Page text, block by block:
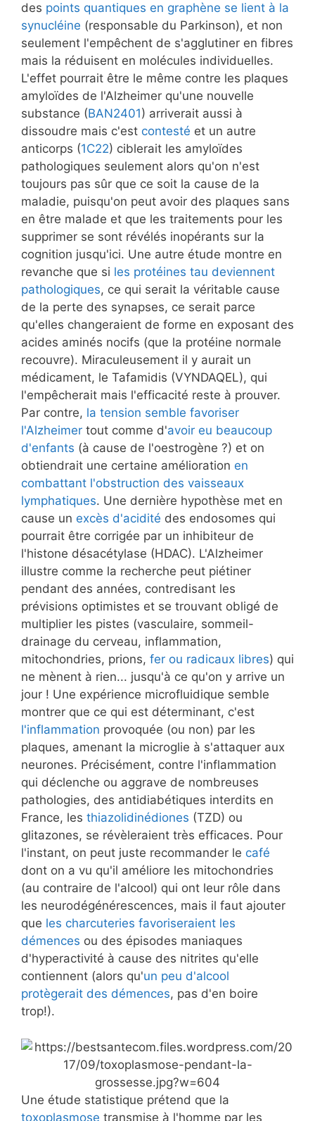
des points quantiques en graphène se lient à la
synucléine (responsable du Parkinson), et non
seulement l'empêchent de s'agglutiner en fibres
mais la réduisent en molécules individuelles.
L'effet pourrait être le même contre les plaques
amyloïdes de l'Alzheimer qu'une nouvelle
substance (BAN2401) arriverait aussi à
dissoudre mais c'est contesté et un autre
anticorps (1C22) ciblerait les amyloïdes
pathologiques seulement alors qu'on n'est
toujours pas sûr que ce soit la cause de la
maladie, puisqu'on peut avoir des plaques sans
en être malade et que les traitements pour les
supprimer se sont révélés inopérants sur la
cognition jusqu'ici. Une autre étude montre en
revanche que si les protéines tau deviennent
pathologiques, ce qui serait la véritable cause
de la perte des synapses, ce serait parce
qu'elles changeraient de forme en exposant des
acides aminés nocifs (que la protéine normale
recouvre). Miraculeusement il y aurait un
médicament, le Tafamidis (VYNDAQEL), qui
l'empêcherait mais l'efficacité reste à prouver.
Par contre, la tension semble favoriser
l'Alzheimer tout comme d'avoir eu beaucoup
d'enfants (à cause de l'oestrogène ?) et on
obtiendrait une certaine amélioration en
combattant l'obstruction des vaisseaux
lymphatiques. Une dernière hypothèse met en
cause un excès d'acidité des endosomes qui
pourrait être corrigée par un inhibiteur de
l'histone désacétylase (HDAC). L'Alzheimer
illustre comme la recherche peut piétiner
pendant des années, contredisant les
prévisions optimistes et se trouvant obligé de
multiplier les pistes (vasculaire, sommeil-
drainage du cerveau, inflammation,
mitochondries, prions, fer ou radicaux libres) qui
ne mènent à rien... jusqu'à ce qu'on y arrive un
jour ! Une expérience microfluidique semble
montrer que ce qui est déterminant, c'est
l'inflammation provoquée (ou non) par les
plaques, amenant la microglie à s'attaquer aux
neurones. Précisément, contre l'inflammation
qui déclenche ou aggrave de nombreuses
pathologies, des antidiabétiques interdits en
France, les thiazolidinédiones (TZD) ou
glitazones, se révèleraient très efficaces. Pour
l'instant, on peut juste recommander le café
dont on a vu qu'il améliore les mitochondries
(au contraire de l'alcool) qui ont leur rôle dans
les neurodégénérescences, mais il faut ajouter
que les charcuteries favoriseraient les
démences ou des épisodes maniaques
d'hyperactivité à cause des nitrites qu'elle
contiennent (alors qu'un peu d'alcool
protègerait des démences, pas d'en boire
trop!).
Une étude statistique prétend que la
toxoplasmose transmise à l'homme par les